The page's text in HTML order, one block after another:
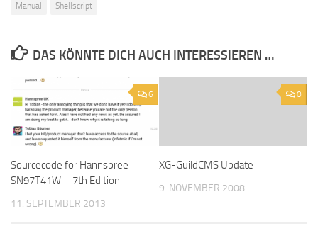
Manual
Shellscript
DAS KÖNNTE DICH AUCH INTERESSIEREN …
6
Sourcecode for Hannspree
SN97T41W – 7th Edition
11. SEPTEMBER 2013
0
XG-GuildCMS Update
9. NOVEMBER 2008